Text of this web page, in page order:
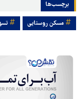
برچسب‌ها
مسکن روستایی